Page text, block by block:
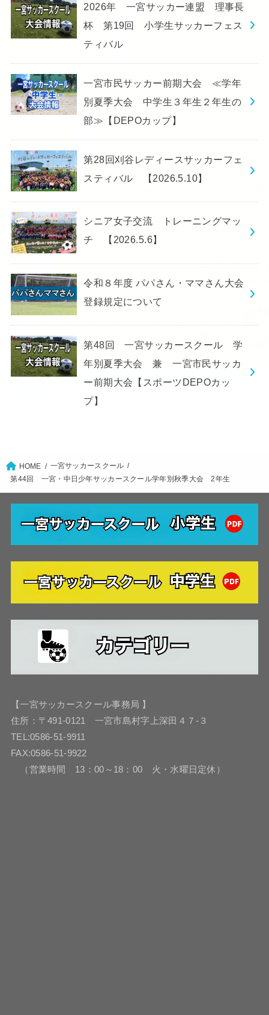
2026年 一宮サッカー連盟 理事長
杯 第19回 小学生サッカーフェス
ティバル
一宮市民サッカー前期大会 ≪学年
別夏季大会 中学生３年生２年生の
部≫【DEPOカップ】
第28回刈谷レディースサッカーフェ
スティバル 【2026.5.10】
シニア女子交流 トレーニングマッ
チ 【2026.5.6】
令和８年度 パパさん・ママさん大会
登録規定について
第48回 一宮サッカースクール 学
年別夏季大会 兼 一宮市民サッカ
ー前期大会【スポーツDEPOカッ
プ】
HOME
一宮サッカースクール
第44回 一宮・中日少年サッカースクール学年別秋季大会 2年生
【一宮サッカースクール事務局 】
住所：〒491-0121 一宮市島村字上深田４７-３
TEL:0586-51-9911
FAX:0586-51-9922
（営業時間 13：00～18：00 火・水曜日定休）